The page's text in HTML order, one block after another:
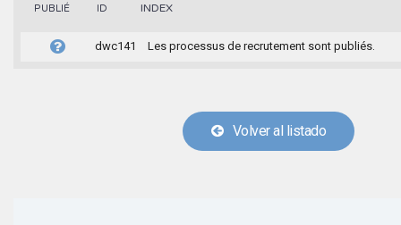
PUBLIÉ ID INDEX
dwc141 Les processus de recrutement sont publiés.
Volver al listado